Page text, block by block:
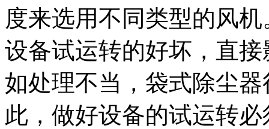
度来选用不同类型的风机
设备试运转的好坏，直
如处理不当，袋式除尘
此，做好设备的试运转